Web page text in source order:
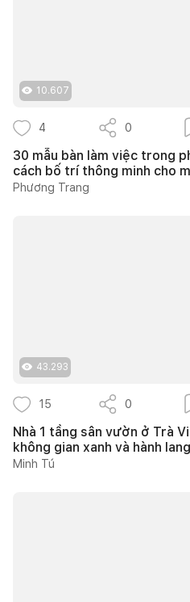
10.607
4 0
30 mẫu bàn làm việc trong
cách bố trí thông minh cho
Phương Trang
43.293
15 0
Nhà 1 tầng sân vườn ở Trà
không gian xanh và hành
Minh Tú